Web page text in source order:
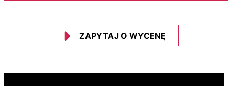
ZAPYTAJ O WYCENĘ